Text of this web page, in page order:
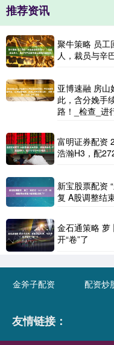
推荐资讯
聚牛策略 员工
人，裁员与辛
亚博速融 房山
此，含分娩手
路！_检查_进
富明证券配资
浩瀚H3，配
新宝股票配资
复 A股调整结
金石通策略 萝
开“卷”了
金斧子配资 配资炒
友情链接：